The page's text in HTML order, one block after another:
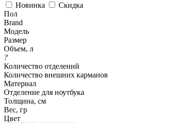
Новинка
Скидка
Пол
Brand
Модель
Размер
Объем, л
?
Количество отделений
Количество внешних карманов
Материал
Отделение для ноутбука
Толщина, см
Вес, гр
Цвет